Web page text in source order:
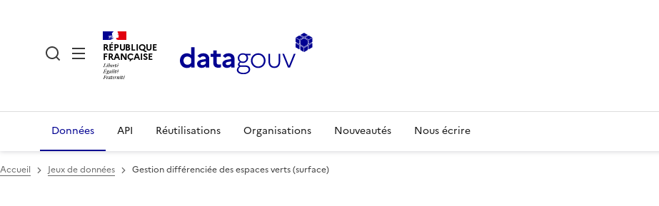
RÉPUBLIQUE
FRANÇAISE
Données API Réutilisations Organisations Nouveautés Nous écrire
Accueil Jeux de données Gestion différenciée des espaces verts (surface)